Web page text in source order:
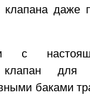
клапана даже
с
клапан для
баками